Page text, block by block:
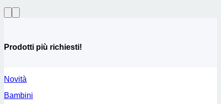
Prodotti più richiesti!
Novità
Bambini